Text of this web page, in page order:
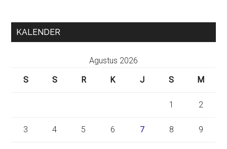
KALENDER
Agustus 2026
S
S R K J S M
1 2
3 4 5 6 7 8 9